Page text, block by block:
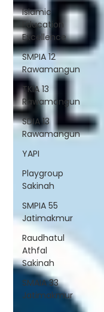
Islamic
Education
Excellence
SMPIA 12
Rawamangun
TKIA 13
Rawamangun
SDIA 13
Rawamangun
YAPI
Playgroup
Sakinah
SMPIA 55
Jatimakmur
Raudhatul
Athfal
Sakinah
SMAIA 33
Jatimakmur